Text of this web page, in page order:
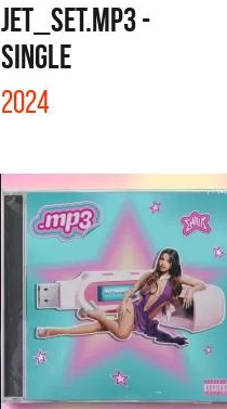
JET_SET.MP3 -
SINGLE
2024